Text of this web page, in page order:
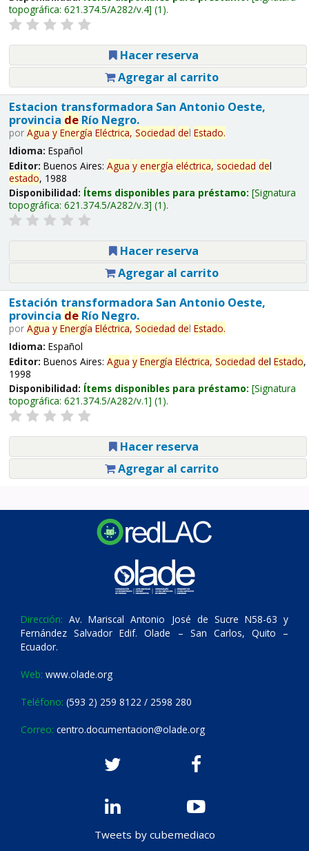
topográfica: 621.374.5/A282/v.4 (1).
Hacer reserva
Agregar al carrito
Estacion transformadora San Antonio Oeste,
provincia deRío Negro.
por Agua y Energía Eléctrica, Sociedad del Estado.
Idioma: Español
Editor: Buenos Aires: Agua y energía eléctrica, sociedad del
estado, 1988
Disponibilidad: Ítems disponibles para préstamo: Signatura
topográfica: 621.374.5/A282/v.3 (1).
Hacer reserva
Agregar al carrito
Estación transformadora San Antonio Oeste,
provincia deRío Negro.
por Agua y Energía Eléctrica, Sociedad del Estado.
Idioma: Español
Editor: Buenos Aires: Agua y Energía Eléctrica, Sociedad del Estado,
1998
Disponibilidad: Ítems disponibles para préstamo: Signatura
topográfica: 621.374.5/A282/v.1 (1).
Hacer reserva
Agregar al carrito
Dirección: Av. Mariscal Antonio José de Sucre N58-63 y
Fernández Salvador Edif. Olade – San Carlos, Quito –
Ecuador.
Web: www.olade.org
Teléfono: (593 2) 259 8122 / 2598 280
Correo: centro.documentacion@olade.org
Tweets by cubemediaco